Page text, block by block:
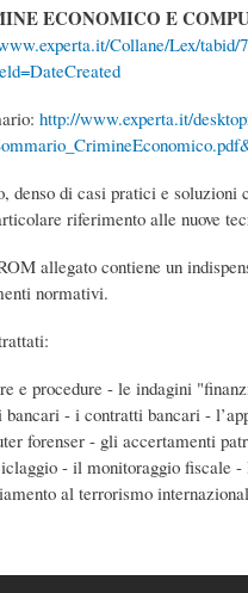
ECONOMICO E
Collane/Lex/
http://www.experta.it/
denso di casi pratici e soluzioni
riferimento alle nuove
allegato contiene un
normativi.
e procedure - le indagini
bancari - i contratti bancari -
forenser - gli accertamenti
- il monitoraggio fiscale -
al terrorismo